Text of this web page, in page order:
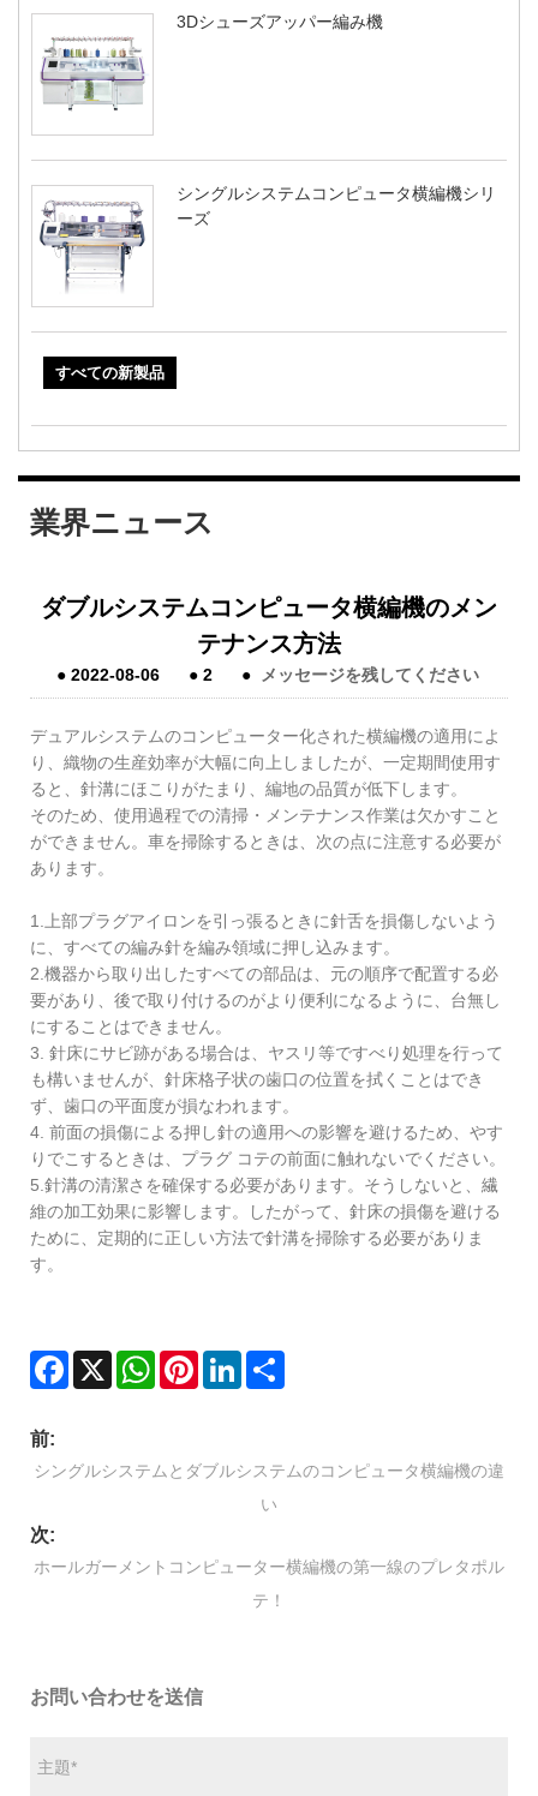
3Dシューズアッパー編み機
シングルシステムコンピュータ横編機シリ
ーズ
すべての新製品
業界ニュース
ダブルシステムコンピュータ横編機のメン
テナンス方法
●2022-08-06 ●2 ● メッセージを残してください
デュアルシステムのコンピューター化された横編機の適用によ
り、織物の生産効率が大幅に向上しましたが、一定期間使用す
ると、針溝にほこりがたまり、編地の品質が低下します。
そのため、使用過程での清掃・メンテナンス作業は欠かすこと
ができません。車を掃除するときは、次の点に注意する必要が
あります。
1.上部プラグアイロンを引っ張るときに針舌を損傷しないよう
に、すべての編み針を編み領域に押し込みます。
2.機器から取り出したすべての部品は、元の順序で配置する必
要があり、後で取り付けるのがより便利になるように、台無し
にすることはできません。
3. 針床にサビ跡がある場合は、ヤスリ等ですべり処理を行って
も構いませんが、針床格子状の歯口の位置を拭くことはでき
ず、歯口の平面度が損なわれます。
4. 前面の損傷による押し針の適用への影響を避けるため、やす
りでこするときは、プラグ コテの前面に触れないでください。
5.針溝の清潔さを確保する必要があります。そうしないと、繊
維の加工効果に影響します。したがって、針床の損傷を避ける
ために、定期的に正しい方法で針溝を掃除する必要がありま
す。
Facebook
X WhatsAppPinterestLinkedIn
前:
シングルシステムとダブルシステムのコンピュータ横編機の違
い
次:
ホールガーメントコンピューター横編機の第一線のプレタポル
テ！
お問い合わせを送信